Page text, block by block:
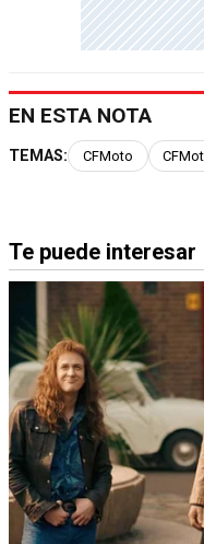
EN ESTA NOTA
TEMAS: CFMoto